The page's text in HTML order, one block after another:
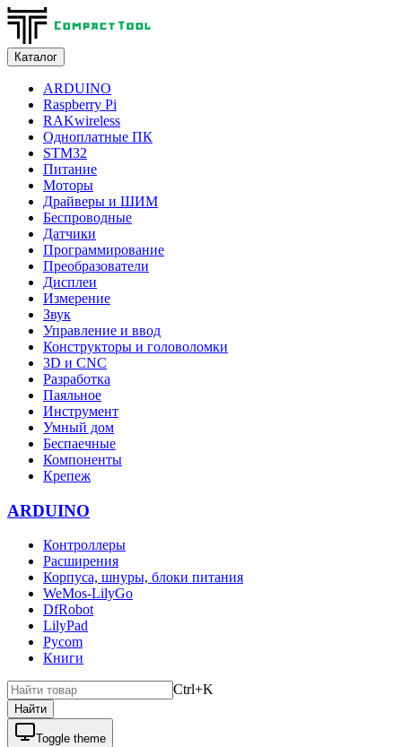
Каталог
ARDUINO
Raspberry Pi
RAKwireless
Одноплатные ПК
STM32
Питание
Моторы
Драйверы и ШИМ
Беспроводные
Датчики
Программирование
Преобразователи
Дисплеи
Измерение
Звук
Управление и ввод
Конструкторы и головоломки
3D и CNC
Разработка
Паяльное
Инструмент
Умный дом
Беспаечные
Компоненты
Крепеж
ARDUINO
Контроллеры
Расширения
Корпуса, шнуры, блоки питания
WeMos-LilyGo
DfRobot
LilyPad
Pycom
Книги
Ctrl+K
Найти
Toggle theme